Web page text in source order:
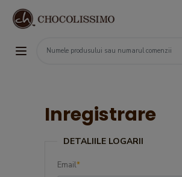
Inregistrare
DETALIILE LOGARII
Email*